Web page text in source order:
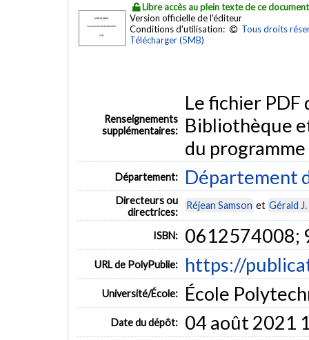
Libre accès au plein texte de ce document
Version officielle de l'éditeur
Conditions d'utilisation:
Tous droits
Télécharger (5MB)
Renseignements
supplémentaires:
Le fichier
Bibliothèque
du programme
Département: Département
Directeurs ou
directrices:
Réjean Samson et Gérald
ISBN: 0612574008;
URL de PolyPublie: https://
Université/École: École
Date du dépôt: 04 août 2021